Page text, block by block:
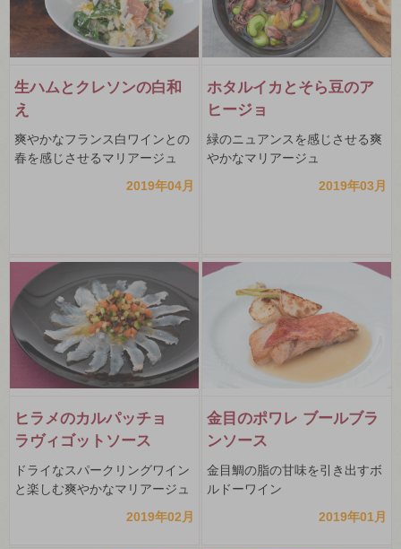
生ハムとクレソンの白和
え
爽やかなフランス白ワインとの
春を感じさせるマリアージュ
2019年04月
ホタルイカとそら豆のア
ヒージョ
緑のニュアンスを感じさせる爽
やかなマリアージュ
2019年03月
ヒラメのカルパッチョ
ラヴィゴットソース
ドライなスパークリングワイン
と楽しむ爽やかなマリアージュ
2019年02月
金目のポワレ ブールブラ
ンソース
金目鯛の脂の甘味を引き出すボ
ルドーワイン
2019年01月